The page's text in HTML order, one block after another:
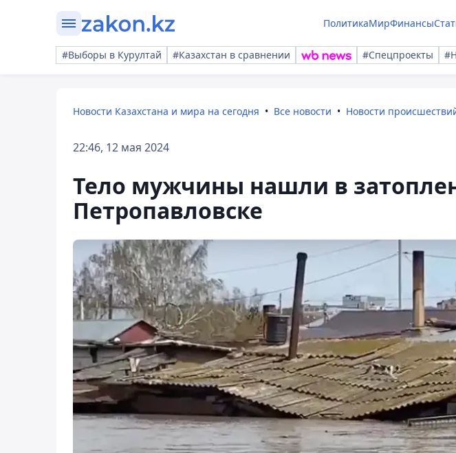
ПолитикаМирФинансы
#Выборы в Курултай #Казахстан в сравнении #Спецпроекты
Новости Казахстана и мира на сегодня Все новости Новости
22:46, 12 мая 2024
Тело мужчины нашли в
Петропавловске